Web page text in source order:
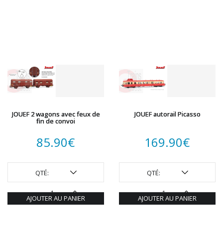
JOUEF 2 wagons avec feux de
fin de convoi
85.90€
QTÉ:
AJOUTER AU PANIER
JOUEF autorail Picasso
169.90€
QTÉ:
AJOUTER AU PANIER